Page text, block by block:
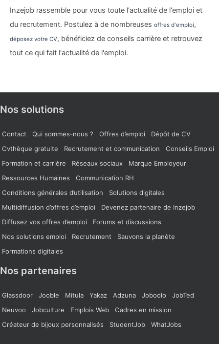
Inzejob rassemble pour vous toute l'actualité de l'emploi et
du recrutement. Postulez à de nombreuses offres d'emploi,
déposez votre CV, bénéficiez de conseils carrière et retrouvez
tout ce qui fait l'actualité de l'emploi.
Nos solutions
Contact Qui sommes-nous ? Offres d’emploi
Dépôt de CV
Cvthèque gratuite
Recrutement et communication
Conseils Emploi
Formation et carrière
Réseaux sociaux
Marque Employeur
Ressources Humaines
Communication RH
Conditions générales d’utilisation
Solutions digitales
Multidiffusion d’offres d’emploi
Devenez partenaire de Inzejob
Diffusez vos offres d’emploi
Forums et discussions
Nos solutions emploi
Recrutement
Sauvons la planète
Formations digitales
Nos partenaires
Glassdoor Jooble Mitula Yakaz Adzuna Joboolo
JobTed
Neuvoo
Jobculture Emplois Web
Cadres en mission
Créateur de bijoux personnalisés
StudentJob WhatJobs